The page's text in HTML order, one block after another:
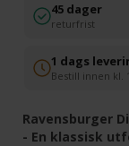
45 dager
returfrist
1 dags
Bestill innen kl.
Ravensburger
- En klassisk